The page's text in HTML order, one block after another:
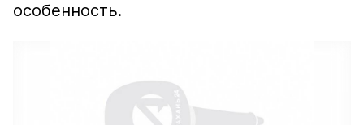
особенность.